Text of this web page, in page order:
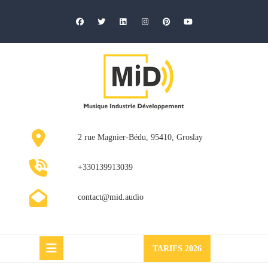
2 rue Magnier-Bédu, 95410, Groslay
+330139913039
contact@mid.audio
TARIFS 2026Request
a